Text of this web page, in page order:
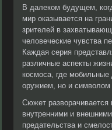
В далеком будущем,
мир оказывается на
зрителей в
человеческие чувства
Каждая серия
различные аспекты
космоса, где мобильные
оружием, но и
Сюжет разворачивается
внутренними и
предательства и